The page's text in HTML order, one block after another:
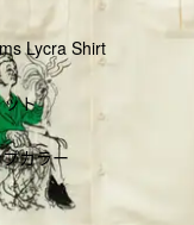
Lycra Shirt
ト
カラー